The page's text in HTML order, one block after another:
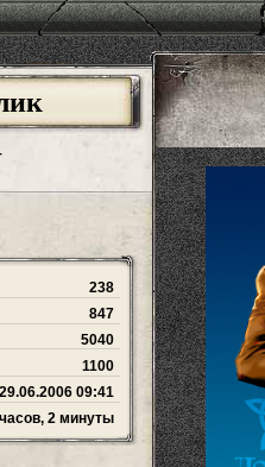
238
847
5040
1100
29.06.2006 09:41
2 минуты